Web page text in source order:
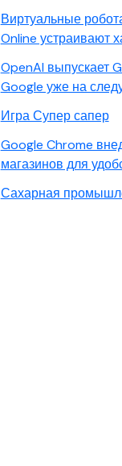
Виртуальные
Online устраивают
OpenAI выпускает
Google уже на
Игра Супер сапер
Google Chrome
магазинов для
Сахарная